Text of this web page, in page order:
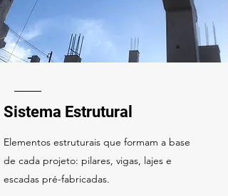
Sistema Estrutural
Elementos estruturais que formam a base
de cada projeto: pilares, vigas, lajes e
escadas pré-fabricadas.